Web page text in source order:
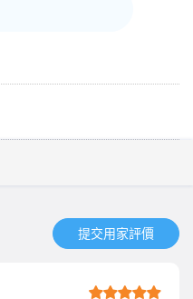
提交用家評價​